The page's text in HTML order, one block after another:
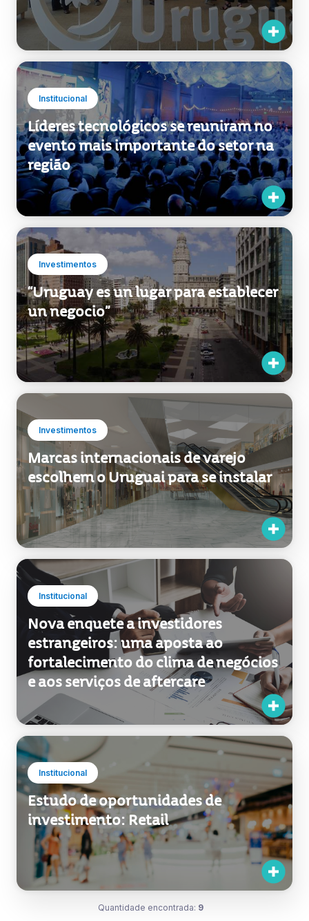
Institucional
Líderes tecnológicos se reuniram no
evento mais importante do setor na
região
Investimentos
“Uruguay es un lugar para establecer
un negocio”
Investimentos
Marcas internacionais de varejo
escolhem o Uruguai para se instalar
Institucional
Nova enquete a investidores
estrangeiros: uma aposta ao
fortalecimento do clima de negócios
e aos serviços de aftercare
Institucional
Estudo de oportunidades de
investimento: Retail
Quantidade encontrada: 9